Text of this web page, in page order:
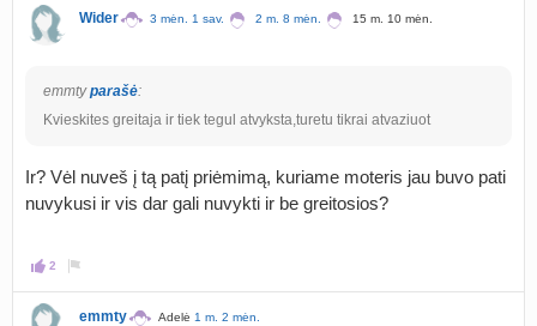
Wider 3 mėn. 1 sav. 2 m. 8 mėn. 15 m. 10 mėn.
emmtyparašė:
Kvieskites greitaja ir tiek tegul atvyksta,turetu tikrai atvaziuot
Ir? Vėl nuveš į tą patį priėmimą, kuriame moteris jau buvo pati
nuvykusi ir vis dar gali nuvykti ir be greitosios?
2
emmty Adelė 1 m. 2 mėn.